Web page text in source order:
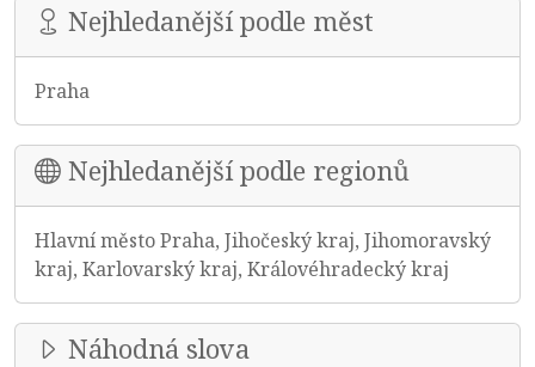
Nejhledanější podle měst
Praha
Nejhledanější podle regionů
Hlavní město Praha, Jihočeský kraj, Jihomoravský
kraj, Karlovarský kraj, Královéhradecký kraj
Náhodná slova